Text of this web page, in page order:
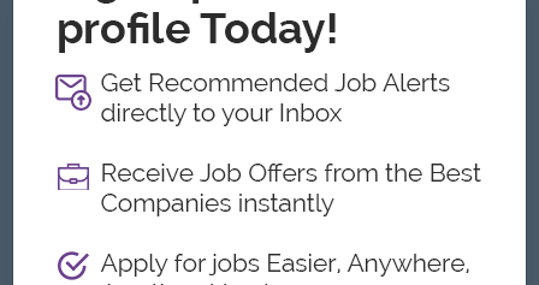
ကျွန်တော့်တို့ ဘာတွေကမ်းလှမ်းနိုင်သလဲ
အကျိုးအမြတ်
Fun working environment